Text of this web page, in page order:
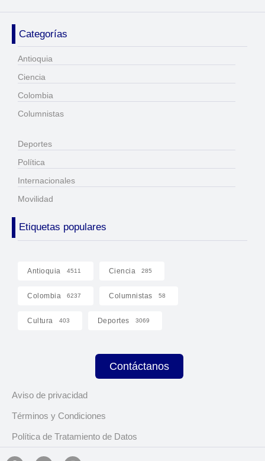
Categorías
Antioquia
Ciencia
Colombia
Columnistas
Deportes
Política
Internacionales
Movilidad
Etiquetas populares
Antioquia 4511 Ciencia 285
Colombia 6237 Columnistas 58
Cultura 403 Deportes 3069
Contáctanos
Aviso de privacidad
Términos y Condiciones
Política de Tratamiento de Datos